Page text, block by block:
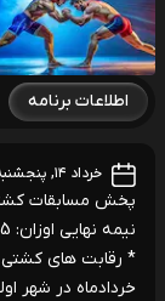
اطلاعات برنامه
خرداد ۱۴, پنجشنبه ۱۴۰۵ ساعت ۰۳:۲۰
پخش مسابقات
نیمه نهایی اوزان: 55-67-72-77-82-87-97 کیلوگرم
خردادماه در شهر